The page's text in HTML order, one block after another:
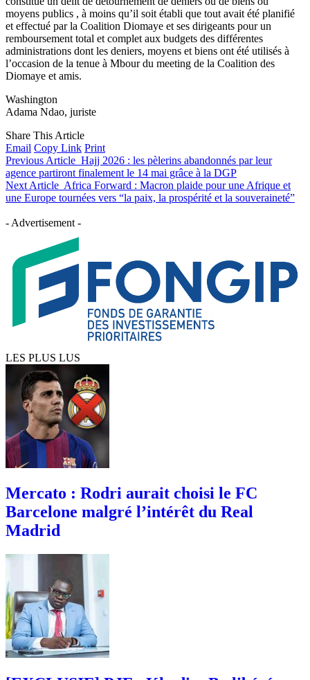
moyens publics , à moins qu’il soit établi que tout avait été planifié
et effectué par la Coalition Diomaye et ses dirigeants pour un
remboursement total et complet aux budgets des différentes
administrations dont les deniers, moyens et biens ont été utilisés à
l’occasion de la tenue à Mbour du meeting de la Coalition des
Diomaye et amis.
Washington
Adama Ndao, juriste
Share This Article
Email Copy Link Print
Previous Article Hajj 2026 : les pèlerins abandonnés par leur
agence partiront finalement le 14 mai grâce à la DGP
Next Article Africa Forward : Macron plaide pour une Afrique et
une Europe tournées vers “la paix, la prospérité et la souveraineté”
- Advertisement -
LES PLUS LUS
Mercato : Rodri aurait choisi le FC
Barcelone malgré l’intérêt du Real
Madrid